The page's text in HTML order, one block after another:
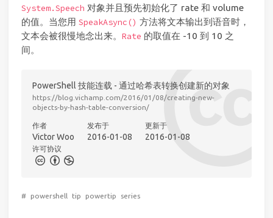
System.Speech 对象并且预先初始化了 rate 和 volume
的值。当您用 SpeakAsync() 方法将文本输出到语音时，
文本会被很慢地念出来。 Rate 的取值在 -10 到 10 之
间。
PowerShell 技能连载 - 通过哈希表转换创建新的对象
https://blog.vichamp.com/2016/01/08/creating-new-
objects-by-hash-table-conversion/
作者
Victor Woo
发布于
2016-01-08
更新于
2016-01-08
许可协议
# powershell tip powertip series